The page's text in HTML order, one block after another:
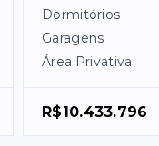
Dormitórios
Garagens
Área Privativa
R$10.433.796